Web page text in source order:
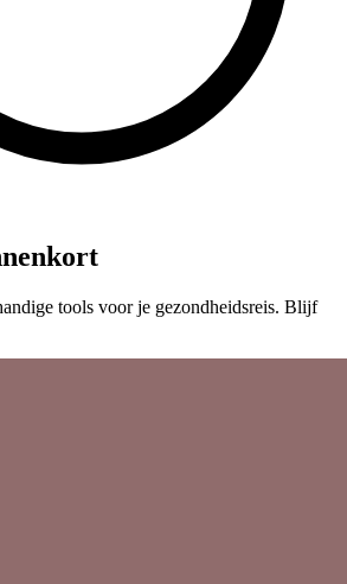
tools voor je gezondheidsreis. Blijf